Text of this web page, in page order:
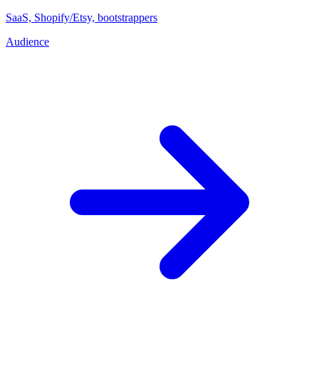
SaaS, Shopify/Etsy, bootstrappers
Audience